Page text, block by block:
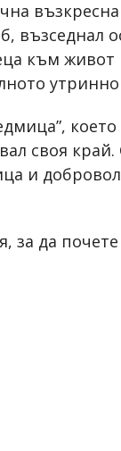
възкресна
възседнал
към живот
утринно
своя край.
и
за да